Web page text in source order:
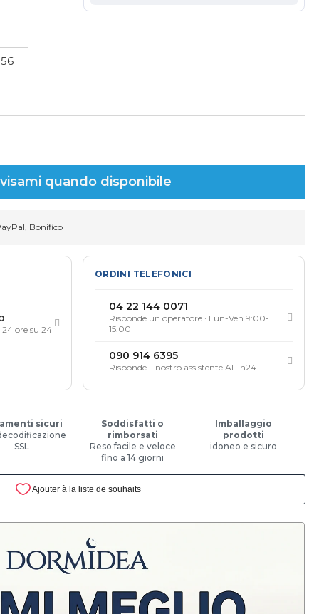
quando disponibile
Bonifico
ore su 24
ORDINI TELEFONICI
04 22 144 0071
Risponde un operatore · Lun-Ven 9:00-
15:00
090 914 6395
Risponde il nostro assistente AI · h24
sicuri
SSL
Soddisfatti o
rimborsati
Reso facile e veloce
fino a 14 giorni
Imballaggio
prodotti
idoneo e sicuro